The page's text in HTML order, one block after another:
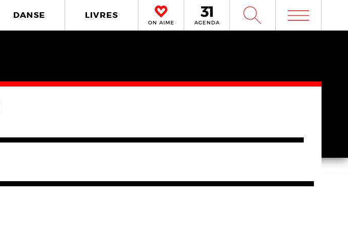
DANSE LIVRES
ON AIME AGENDA W m